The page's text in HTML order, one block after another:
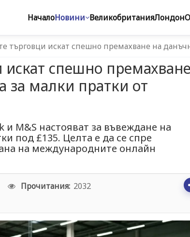
НачалоНовини ВеликобританияЛондон
търговци искат спешно премахване на
искат спешно премахване
за малки пратки от
M&S настояват за въвеждане на
под £135. Целта е да се спре
на международните онлайн
Прочитания: 2032